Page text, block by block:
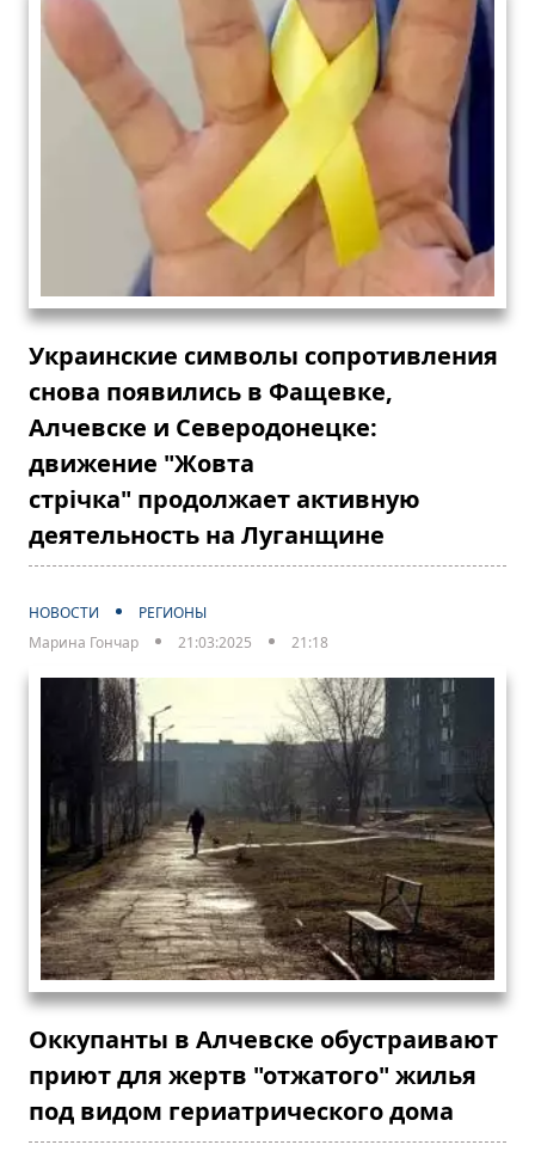
Украинские символы сопротивления
снова появились в Фащевке,
Алчевске и Северодонецке:
движение "Жовта
стрічка" продолжает активную
деятельность на Луганщине
НОВОСТИ
РЕГИОНЫ
Марина Гончар
21:03:2025 21:18
Оккупанты в Алчевске обустраивают
приют для жертв "отжатого" жилья
под видом гериатрического дома